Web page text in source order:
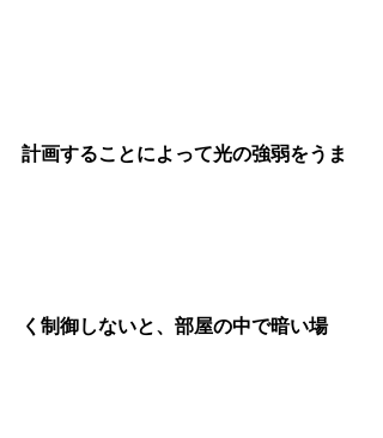
計画することによって光の強弱をうま
く制御しないと、部屋の中で暗い場